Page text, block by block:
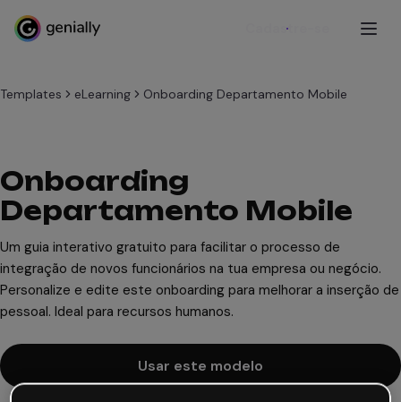
Cadastre-se
Templates eLearning Onboarding Departamento Mobile
Onboarding
Departamento Mobile
Um guia interativo gratuito para facilitar o processo de
integração de novos funcionários na tua empresa ou negócio.
Personalize e edite este onboarding para melhorar a inserção de
pessoal. Ideal para recursos humanos.
Usar este modelo